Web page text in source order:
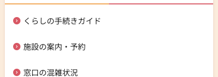
くらしの手続きガイド
施設の案内・予約
窓口の混雑状況